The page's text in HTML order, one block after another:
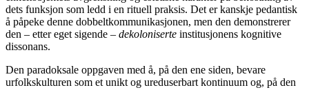
dets funksjon som ledd i en rituell praksis. Det er kanskje pedantisk
å påpeke denne dobbeltkommunikasjonen, men den demonstrerer
den – etter eget sigende – dekoloniserte institusjonens kognitive
dissonans.
Den paradoksale oppgaven med å, på den ene siden, bevare
urfolkskulturen som et unikt og ureduserbart kontinuum og, på den